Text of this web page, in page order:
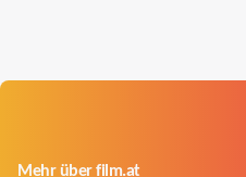
Mehr über film.at